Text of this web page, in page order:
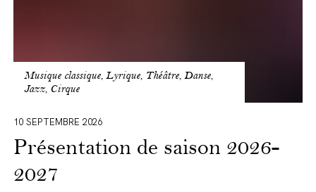
Musique classique, Lyrique, Théâtre, Danse,
Jazz, Cirque
10 SEPTEMBRE 2026
Présentation de saison 2026-
2027